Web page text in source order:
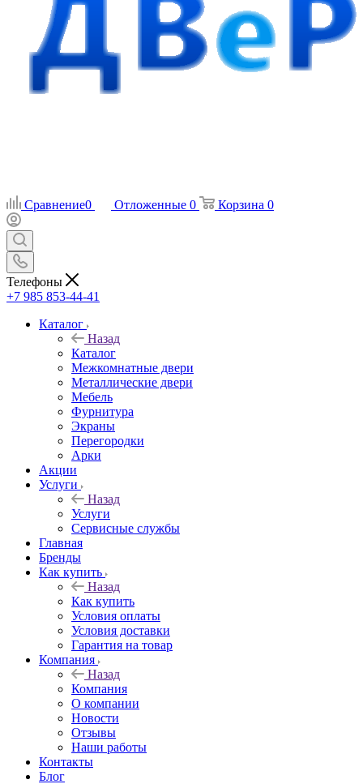
Сравнение0 Отложенные 0 Корзина 0
Телефоны
+7 985 853-44-41
Каталог
Назад
Каталог
Межкомнатные двери
Металлические двери
Мебель
Фурнитура
Экраны
Перегородки
Арки
Акции
Услуги
Назад
Услуги
Сервисные службы
Главная
Бренды
Как купить
Назад
Как купить
Условия оплаты
Условия доставки
Гарантия на товар
Компания
Назад
Компания
О компании
Новости
Отзывы
Наши работы
Контакты
Блог